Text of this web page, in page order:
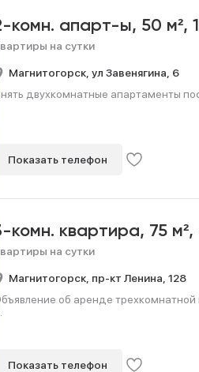
комн. апарт-ы, 50 м²,
на сутки
Магнитогорск, ул Завенягина, 6
двухкомнатные апартаменты
Показать телефон
комн. квартира, 75 м²,
на сутки
Магнитогорск, пр-кт Ленина, 128
об аренде
Показать телефон